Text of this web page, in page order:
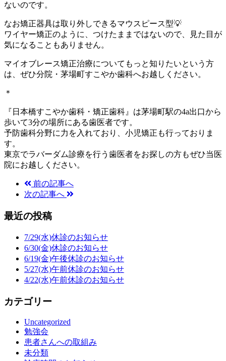
ないのです。
なお矯正器具は取り外しできるマウスピース型💡
ワイヤー矯正のように、つけたままではないので、見た目が
気になることもありません。
マイオブレース矯正治療についてもっと知りたいという方
は、ぜひ分院・茅場町すこやか歯科へお越しください。
＊
『日本橋すこやか歯科・矯正歯科』は茅場町駅の4a出口から
歩いて3分の場所にある歯医者です。
予防歯科分野に力を入れており、小児矯正も行っておりま
す。
東京でラバーダム診療を行う歯医者をお探しの方もぜひ当医
院にお越しください。
前の記事へ
次の記事へ
最近の投稿
7/29(水)休診のお知らせ
6/30(金)休診のお知らせ
6/19(金)午後休診のお知らせ
5/27(水)午前休診のお知らせ
4/22(水)午前休診のお知らせ
カテゴリー
Uncategorized
勉強会
患者さんへの取組み
未分類